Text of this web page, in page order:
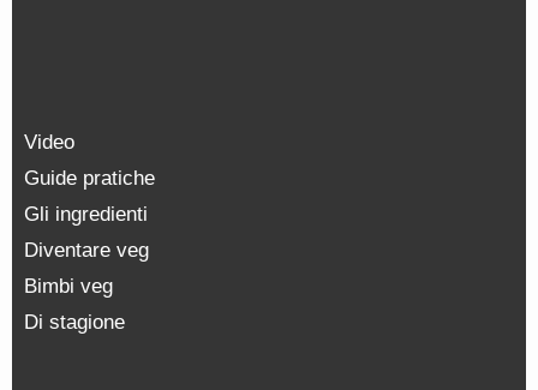
Video
Guide pratiche
Gli ingredienti
Diventare veg
Bimbi veg
Di stagione